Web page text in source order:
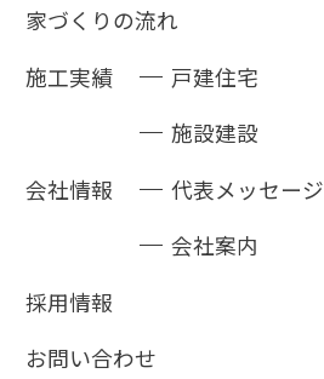
家づくりの流れ
施工実績
戸建住宅
施設建設
会社情報
代表メッセージ
会社案内
採用情報
お問い合わせ